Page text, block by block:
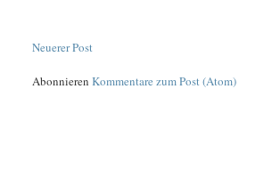
Neuerer Post
AbonnierenKommentare zum Post (Atom)